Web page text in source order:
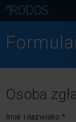
Osoba
Imie i nazwisko *